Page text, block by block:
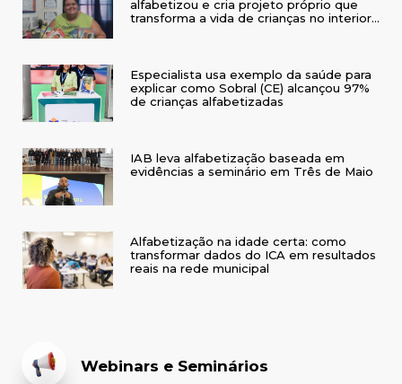
alfabetizou e cria projeto próprio que
transforma a vida de crianças no interior
Especialista usa exemplo da saúde para
explicar como Sobral (CE) alcançou 97%
de crianças alfabetizadas
IAB leva alfabetização baseada em
evidências a seminário em Três de Maio
Alfabetização na idade certa: como
transformar dados do ICA em resultados
reais na rede municipal
Webinars e Seminários